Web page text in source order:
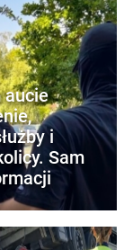
aucie
i
Sam